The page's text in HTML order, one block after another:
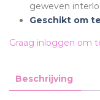
geweven
Geschikt om
Graag inloggen om
Beschrijving